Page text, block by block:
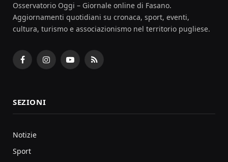
Osservatorio Oggi – Giornale online di Fasano.
Aggiornamenti quotidiani su cronaca, sport, eventi,
cultura, turismo e associazionismo nel territorio pugliese.
FacebookInstagramYouTubeRSS
SEZIONI
Notizie
Sport